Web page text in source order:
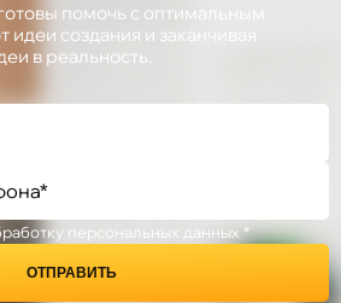
помочь с оптимальным
создания и заканчивая
в реальность.
персональных данных *
ОТПРАВИТЬ